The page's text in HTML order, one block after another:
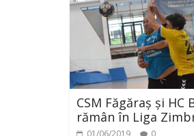
CSM Făgăraș și HC
rămân în Liga
01/06/2019 0